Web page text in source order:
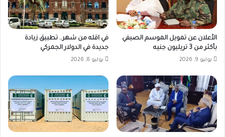
الأعلان عن تمويل الموسم الصيفي
بأكثر من 3 تريليون جنيه
يوليو 9, 2026
في اقله من شهر.. تطبيق زيادة
جديدة في الدولار الجمركي
يوليو 8, 2026